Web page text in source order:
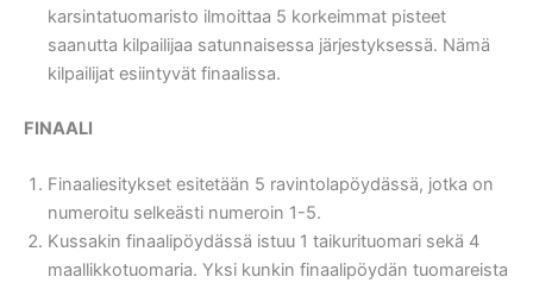
karsintatuomaristo ilmoittaa 5 korkeimmat pisteet
saanutta kilpailijaa satunnaisessa järjestyksessä. Nämä
kilpailijat esiintyvät finaalissa.
FINAALI
Finaaliesitykset esitetään 5 ravintolapöydässä, jotka on
numeroitu selkeästi numeroin 1-5.
Kussakin finaalipöydässä istuu 1 taikurituomari sekä 4
maallikkotuomaria. Yksi kunkin finaalipöydän tuomareista